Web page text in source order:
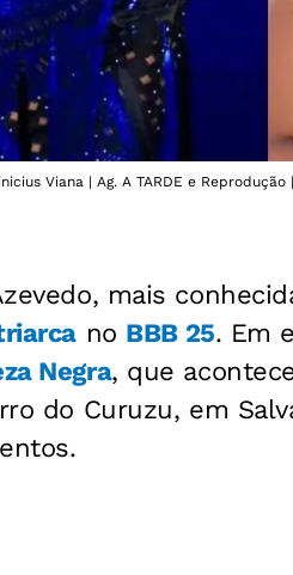
Viana | Ag. A TARDE e Reprodução
mais
no BBB 25. Em
Negra, que
do Curuzu, em